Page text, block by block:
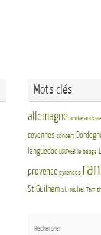
Mots clés
allemagne amitié andorre
cevennes concert
languedoc LDDVEB le béage
provence pyrenees
St Guilhem st michel Tarn